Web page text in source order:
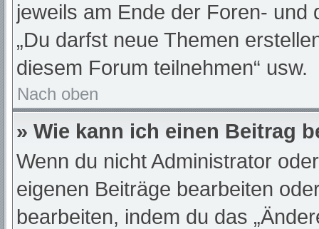
jeweils am Ende der Foren-
„Du darfst neue Themen
diesem Forum teilnehmen“ usw.
Nach oben
» Wie kann ich einen Beitrag
Wenn du nicht Administrator
eigenen Beiträge bearbeiten
bearbeiten, indem du das